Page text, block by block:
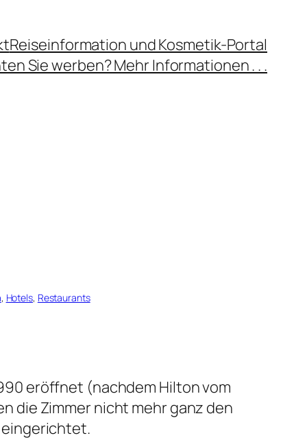
Reiseinformation und Kosmetik-Portal
Sie werben? Mehr Informationen . . .
, Hotels, Restaurants
eröffnet (nachdem Hilton vom
die Zimmer nicht mehr ganz den
eingerichtet.